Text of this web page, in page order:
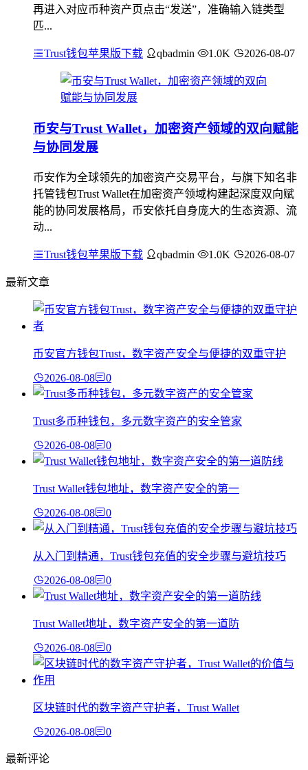
再进入对应币种资产页点击“发送”，准确输入链类型
匹...
Trust钱包苹果版下载 qbadmin 1.0K 2026-08-07
币安与Trust Wallet，加密资产领域的双向赋能
与协同发展
币安作为全球领先的加密资产交易平台，与旗下知名非
托管钱包Trust Wallet在加密资产领域构建起深度双向赋
能的协同发展格局，币安依托自身庞大的生态资源、流
动...
Trust钱包苹果版下载 qbadmin 1.0K 2026-08-07
最新文章
币安官方钱包Trust，数字资产安全与便捷的双重守护
2026-08-08 0
Trust多币种钱包，多元数字资产的安全管家
2026-08-08 0
Trust Wallet钱包地址，数字资产安全的第一
2026-08-08 0
从入门到精通，Trust钱包充值的安全步骤与避坑技巧
2026-08-08 0
Trust Wallet地址，数字资产安全的第一道防
2026-08-08 0
区块链时代的数字资产守护者，Trust Wallet
2026-08-08 0
最新评论